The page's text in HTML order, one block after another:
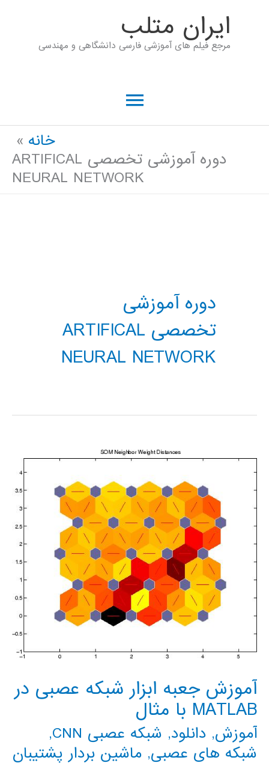
ايران متلب
مرجع فیلم های آموزشی فارسی دانشگاهی و مهندسی
فهرست
خانه
دوره آموزشی تخصصی ARTIFICAL
NEURAL NETWORK
دوره آموزشی
تخصصی ARTIFICAL
NEURAL NETWORK
آموزش جعبه ابزار شبکه عصبی در
MATLAB با مثال
آموزش, دانلود, شبکه عصبی CNN
,
شبکه های عصبی, ماشین بردار پشتیبان